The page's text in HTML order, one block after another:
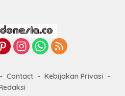
Contact
Kebijakan Privasi